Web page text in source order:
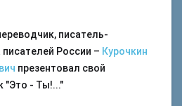
писатель-
России – Курочкин
презентовал свой
"Это - Ты!..."